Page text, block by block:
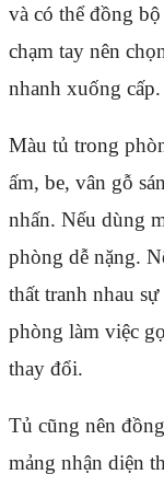
và có thể đồng
chạm tay nên
nhanh xuống cấp.
Màu tủ trong
ấm, be, vân gỗ
nhấn. Nếu dùng
phòng dễ nặng.
thất tranh nhau
phòng làm việc
thay đổi.
Tủ cũng nên
mảng nhận diện